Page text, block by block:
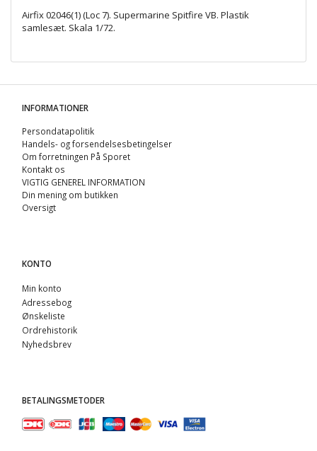
Airfix 02046(1) (Loc 7). Supermarine Spitfire VB. Plastik
samlesæt. Skala 1/72.
INFORMATIONER
Persondatapolitik
Handels- og forsendelsesbetingelser
Om forretningen På Sporet
Kontakt os
VIGTIG GENEREL INFORMATION
Din mening om butikken
Oversigt
KONTO
Min konto
Adressebog
Ønskeliste
Ordrehistorik
Nyhedsbrev
BETALINGSMETODER